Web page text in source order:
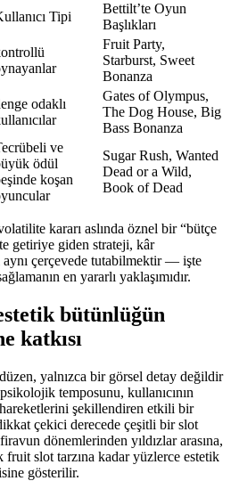
Tipi
Bettilt’te Oyun
Başlıkları
Fruit Party,
Starburst, Sweet
Bonanza
odaklı
Gates of Olympus,
The Dog House, Big
Bass Bonanza
ve
ödül
koşan
Sugar Rush, Wanted
Dead or a Wild,
Book of Dead
kararı aslında öznel bir “bütçe
getiriye giden strateji, kâr
çerçevede tutabilmektir — işte
en yararlı yaklaşımıdır.
bütünlüğün
katkısı
yalnızca bir görsel detay değildir
temposunu, kullanıcının
şekillendiren etkili bir
çekici derecede çeşitli bir slot
dönemlerinden yıldızlar arasına,
fruit slot tarzına kadar yüzlerce estetik
gösterilir.